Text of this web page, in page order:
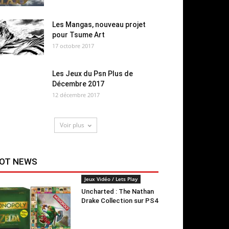
Les Mangas, nouveau projet
pour Tsume Art
17 octobre 2017
Les Jeux du Psn Plus de
Décembre 2017
12 décembre 2017
Voir plus
NEWS
Jeux Vidéo / Lets Play
Uncharted : The Nathan
Drake Collection sur PS4